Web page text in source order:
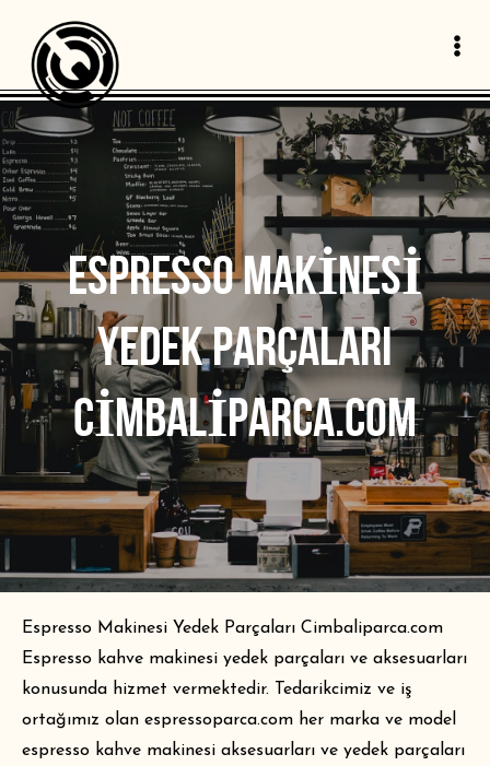
ESPRESSO MAKINESI
YEDEK PARÇALARI
CIMBALIPARCA.COM
Espresso Makinesi Yedek Parçaları Cimbaliparca.com
Espresso kahve makinesi yedek parçaları ve aksesuarları
konusunda hizmet vermektedir. Tedarikcimiz ve iş
ortağımız olan espressoparca.com her marka ve model
espresso kahve makinesi aksesuarları ve yedek parçaları